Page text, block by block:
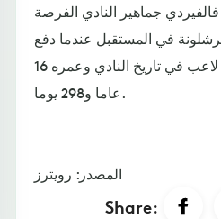
جماهير النادي الفرصة
في المستقبل عندما دفع
بأنسو فاتي ثاني أصغر لاعب في تاريخ النادي وعمره 16
عاما و298 يوما.
المصدر: رويترز
Share: